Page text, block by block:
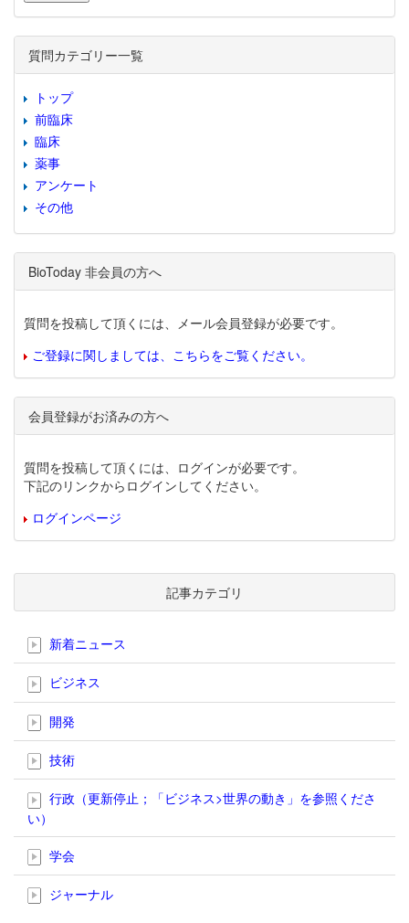
質問カテゴリー一覧
トップ
前臨床
臨床
薬事
アンケート
その他
BioToday 非会員の方へ
質問を投稿して頂くには、メール会員登録が必要です。
ご登録に関しましては、こちらをご覧ください。
会員登録がお済みの方へ
質問を投稿して頂くには、ログインが必要です。
下記のリンクからログインしてください。
ログインページ
記事カテゴリ
新着ニュース
ビジネス
開発
技術
行政（更新停止；「ビジネス>世界の動き」を参照くださ
い）
学会
ジャーナル